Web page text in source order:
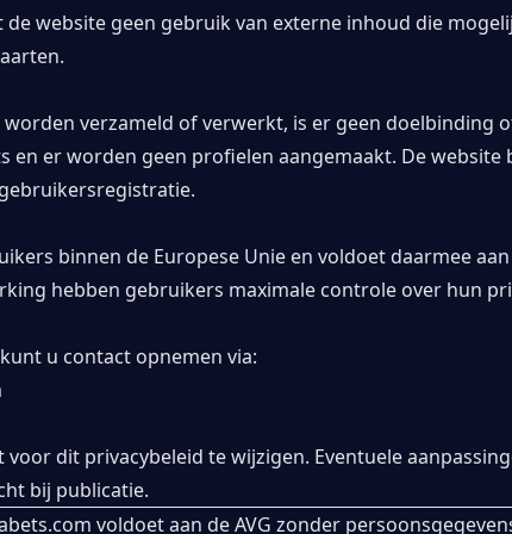
website geen gebruik van externe inhoud die
verzameld of verwerkt, is er geen doelbinding
en er worden geen profielen aangemaakt. De
binnen de Europese Unie en voldoet daarmee
hebben gebruikers maximale controle over hun
u contact opnemen via:
dit privacybeleid te wijzigen. Eventuele
bij publicatie.
voldoet aan de AVG zonder